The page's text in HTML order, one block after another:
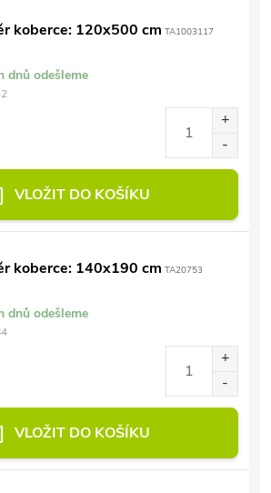
koberce: 120x500 cm TA1003117
dnů odešleme
VLOŽIT DO KOŠÍKU
koberce: 140x190 cm TA20753
dnů odešleme
VLOŽIT DO KOŠÍKU